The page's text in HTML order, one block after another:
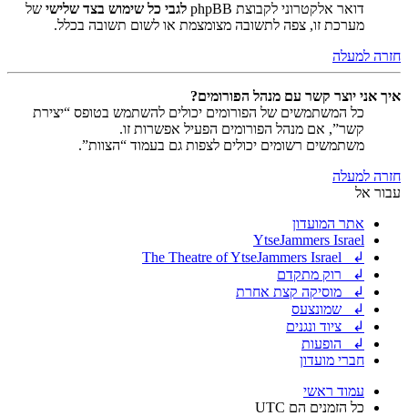
דואר אלקטרוני לקבוצת phpBB
לגבי כל שימוש בצד שלישי של
מערכת זו, צפה לתשובה מצומצמת או לשום תשובה בכלל.
חזרה למעלה
איך אני יוצר קשר עם מנהל הפורומים?
כל המשתמשים של הפורומים יכולים להשתמש בטופס “יצירת
קשר”, אם מנהל הפורומים הפעיל אפשרות זו.
משתמשים רשומים יכולים לצפות גם בעמוד “הצוות”.
חזרה למעלה
עבור אל
אתר המועדון
YtseJammers Israel
↲ The Theatre of YtseJammers Israel
↲ רוק מתקדם
↲ מוסיקה קצת אחרת
↲ שמונצעס
↲ ציוד ונגנים
↲ הופעות
חברי מועדון
עמוד ראשי
כל הזמנים הם UTC